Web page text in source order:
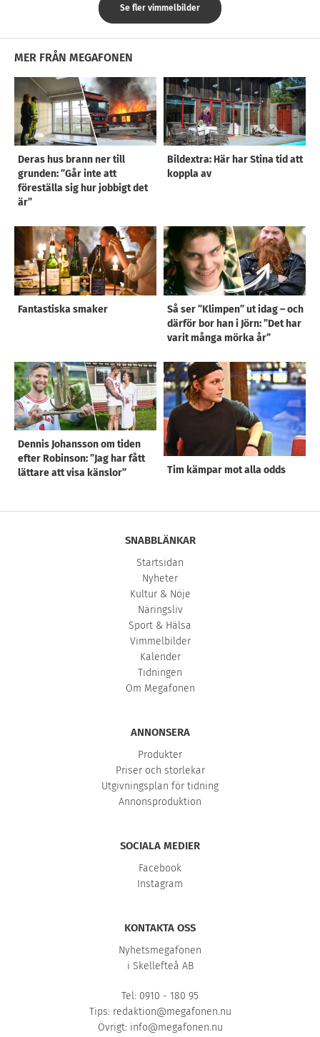
Se fler vimmelbilder
MER FRÅN MEGAFONEN
Deras hus brann ner till
grunden: ”Går inte att
föreställa sig hur jobbigt det
är”
Bildextra: Här har Stina tid att
koppla av
Fantastiska smaker
Så ser ”Klimpen” ut idag – och
därför bor han i Jörn: ”Det har
varit många mörka år”
Dennis Johansson om tiden
efter Robinson: ”Jag har fått
lättare att visa känslor”
Tim kämpar mot alla odds
SNABBLÄNKAR
Startsidan
Nyheter
Kultur & Nöje
Näringsliv
Sport & Hälsa
Vimmelbilder
Kalender
Tidningen
Om Megafonen
ANNONSERA
Produkter
Priser och storlekar
Utgivningsplan för tidning
Annonsproduktion
SOCIALA MEDIER
Facebook
Instagram
KONTAKTA OSS
Nyhetsmegafonen
i Skellefteå AB
Tel: 0910 - 180 95
Tips: redaktion@megafonen.nu
Övrigt: info@megafonen.nu